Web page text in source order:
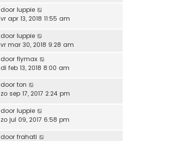
door luppie
vr apr 13, 2018 11:55 am
door luppie
vr mar 30, 2018 9:28 am
door flymax
di feb 13, 2018 8:00 am
door ton
zo sep 17, 2017 2:24 pm
door luppie
zo jul 09, 2017 6:58 pm
door frahati